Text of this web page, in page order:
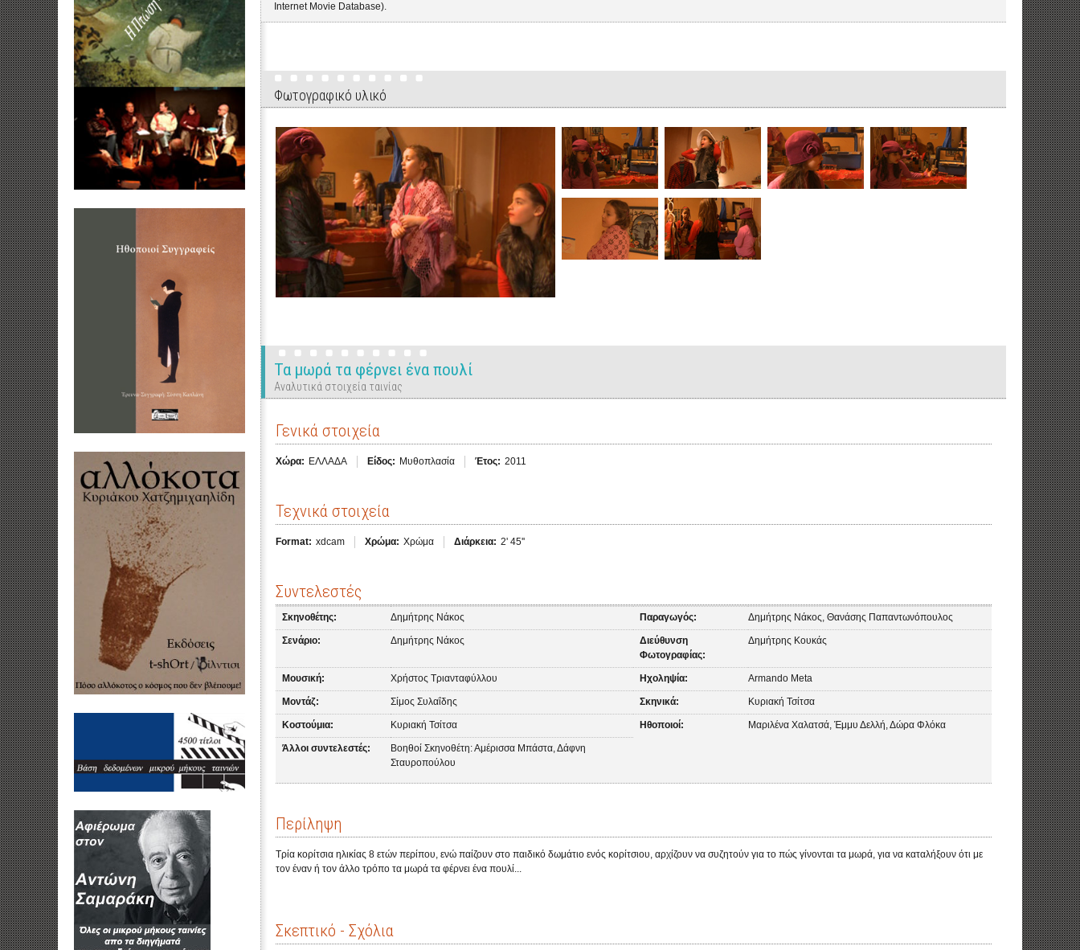
Internet Movie Database).
Φωτογραφικό υλικό
Τα μωρά τα φέρνει ένα πουλί
Αναλυτικά στοιχεία ταινίας
Γενικά στοιχεία
Χώρα: ΕΛΛΑΔΑ Είδος: Μυθοπλασία Έτος: 2011
Τεχνικά στοιχεία
Format: xdcam Χρώμα: Χρώμα Διάρκεια: 2' 45''
Συντελεστές
Σκηνοθέτης: Δημήτρης Νάκος Παραγωγός: Δημήτρης Νάκος, Θανάσης Παπαντωνόπουλος
Σενάριο: Δημήτρης Νάκος
Διεύθυνση
Φωτογραφίας:
Δημήτρης Κουκάς
Μουσική: Χρήστος Τριανταφύλλου Ηχοληψία: Armando Meta
Μοντάζ: Σίμος Συλαΐδης Σκηνικά: Κυριακή Τσίτσα
Κοστούμια: Κυριακή Τσίτσα Ηθοποιοί: Μαριλένα Χαλατσά, Έμμυ Δελλή, Δώρα Φλόκα
Άλλοι συντελεστές:
Βοηθοί Σκηνοθέτη: Αμέρισσα Μπάστα, Δάφνη
Σταυροπούλου
Περίληψη
Τρία κορίτσια ηλικίας 8 ετών περίπου, ενώ παίζουν στο παιδικό δωμάτιο ενός κορίτσιου, αρχίζουν να συζητούν για το πώς γίνονται τα μωρά, για να καταλήξουν ότι με
τον έναν ή τον άλλο τρόπο τα μωρά τα φέρνει ένα πουλί...
Σκεπτικό - Σχόλια